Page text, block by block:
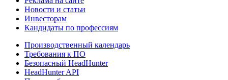
Новости и статьи
Инвесторам
Кандидаты по профессиям
Производственный календарь
Требования к ПО
Безопасный HeadHunter
HeadHunter API